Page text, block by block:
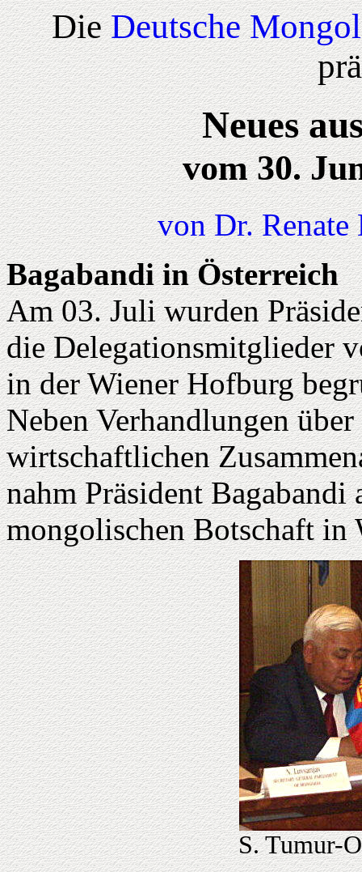
DieDeutsche
Neues
vom 30.
von Dr. Renate
Bagabandi in Österreich
Am 03. Juli wurden
die Delegationsmitglieder
in der Wiener Hofburg
Neben Verhandlungen
wirtschaftlichen
nahm Präsident
mongolischen Botschaft in
S. Tumur-